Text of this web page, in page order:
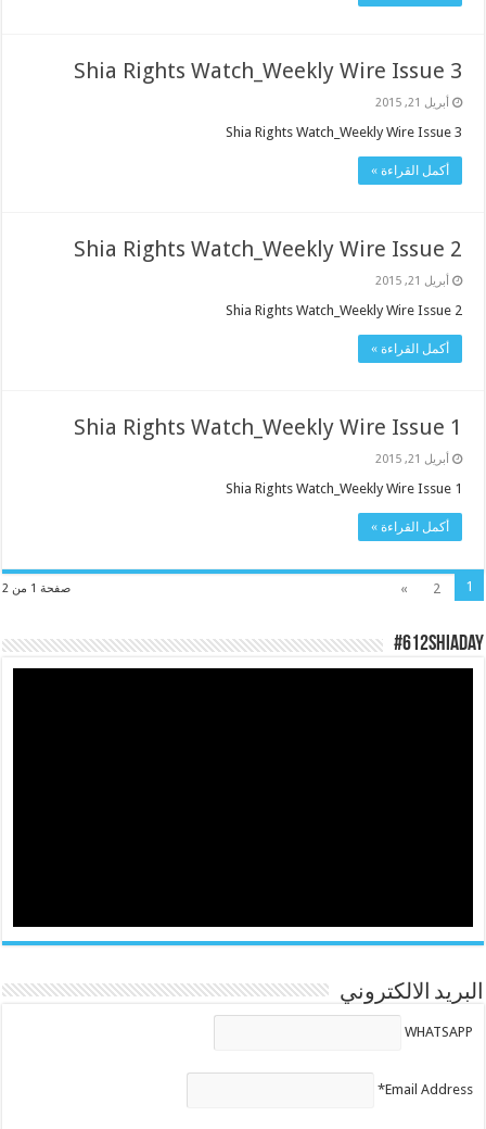
Shia Rights Watch_Weekly Wire Issue 3
أبريل 21, 2015
Shia Rights Watch_Weekly Wire Issue 3
أكمل القراءة »
Shia Rights Watch_Weekly Wire Issue 2
أبريل 21, 2015
Shia Rights Watch_Weekly Wire Issue 2
أكمل القراءة »
Shia Rights Watch_Weekly Wire Issue 1
أبريل 21, 2015
Shia Rights Watch_Weekly Wire Issue 1
أكمل القراءة »
صفحة 1 من 2 1
2
»
#612ShiaDay
البريد الالكتروني
WHATSAPP
Email Address*